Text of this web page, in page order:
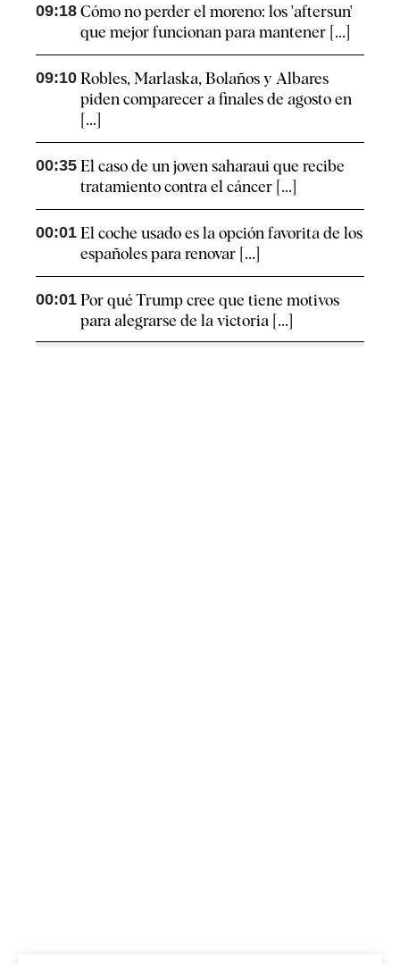
09:18 Cómo no perder el moreno: los 'aftersun'
que mejor funcionan para mantener [...]
09:10 Robles, Marlaska, Bolaños y Albares
piden comparecer a finales de agosto en
[...]
00:35 El caso de un joven saharaui que recibe
tratamiento contra el cáncer [...]
00:01 El coche usado es la opción favorita de los
españoles para renovar [...]
00:01 Por qué Trump cree que tiene motivos
para alegrarse de la victoria [...]